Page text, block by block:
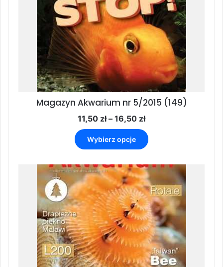
stronie
produktu
Magazyn Akwarium nr 5/2015 (149)
11,50 zł – 16,50 złZakres
od
11,50 zł
16,50 zł
Wybierz opcje
produkt
wiele
wariantów.
Opcje
można
wybrać
na
stronie
produktu